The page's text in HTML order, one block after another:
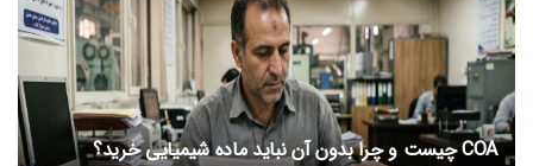
COA چیست و چرا بدون آن نباید ماده شیمیایی خرید؟